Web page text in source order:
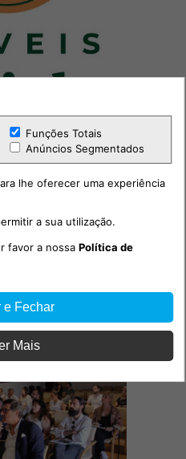
Funções Totais
Anúncios Segmentados
lhe oferecer uma experiência
a sua utilização.
favor a nossaPolítica de
e Fechar
Mais